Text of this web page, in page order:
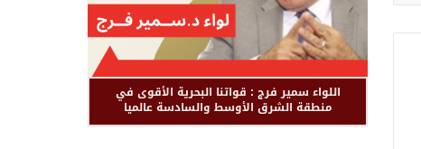
اللواء سمير فرج : قواتنا البحرية الأقوى في
منطقة الشرق الأوسط والسادسة عالميا